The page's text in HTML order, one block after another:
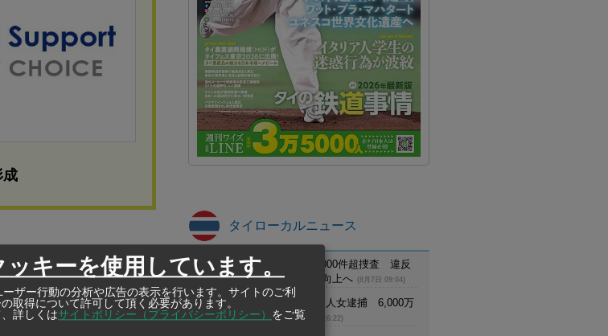
成
は客が釣り上げた川エ
法な賭博行為が密かに
、現行犯での摘発に踏
タイローカルニュース
今年前半に違法観光業者3000件超捜査 違反
197件摘発、観光客の安全向上へ
(8月7日 09:04)
プーケットでスウェーデン人女逮捕 6,000万
B被害の詐欺に関与 (8月6日 16:22)
キーを使用しています。
ザー行動の分析や広告の表示を行います。サイトのご利
取得について許可して頂く必要があります。
詳しくはサイトポリシー（プライバシーポリシー） をご覧